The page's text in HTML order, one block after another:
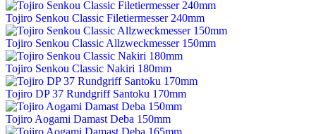
Tojiro Senkou Classic Filetiermesser 240mm
Tojiro Senkou Classic Allzweckmesser 150mm
Tojiro Senkou Classic Nakiri 180mm
Tojiro DP 37 Rundgriff Santoku 170mm
Tojiro Aogami Damast Deba 150mm